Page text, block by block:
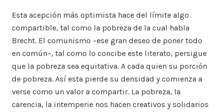
Esta acepción más optimista hace del límite algo
compartible, tal como la pobreza de la cual habla
Brecht. El comunismo –ese gran deseo de poner todo
en común–, tal como lo concibe este literato, persigue
que la pobreza sea equitativa. A cada quien su porción
de pobreza. Así esta pierde su densidad y comienza a
verse como un valor a compartir. La pobreza, la
carencia, la intemperie nos hacen creativos y solidarios